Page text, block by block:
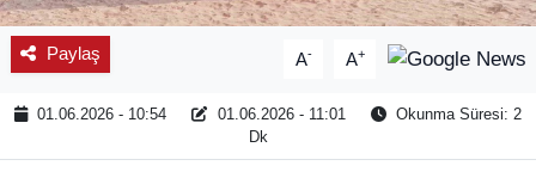
Paylaş A- A+
01.06.2026 - 10:54 01.06.2026 - 11:01
Okunma Süresi: 2
Dk